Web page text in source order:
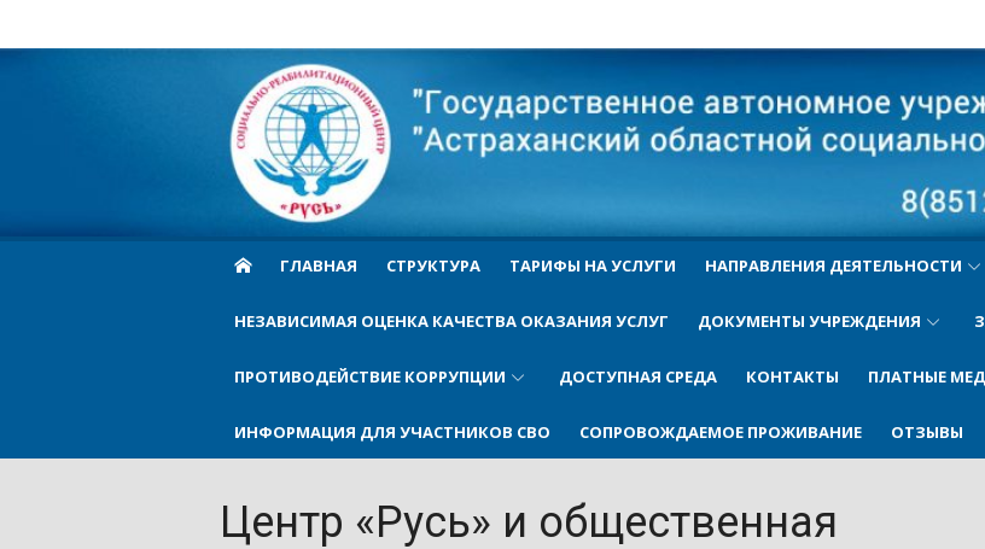
content
Cоциально-
реабилитационный
центр Русь
ГЛАВНАЯ СТРУКТУРА ТАРИФЫ НА УСЛУГИ НАПРАВЛЕНИЯ ДЕЯТЕЛЬНОСТИ
НЕЗАВИСИМАЯ ОЦЕНКА КАЧЕСТВА ОКАЗАНИЯ УСЛУГ ДОКУМЕНТЫ УЧРЕЖДЕНИЯ
ПРОТИВОДЕЙСТВИЕ КОРРУПЦИИ ДОСТУПНАЯ СРЕДА КОНТАКТЫ ПЛАТНЫЕ
ИНФОРМАЦИЯ ДЛЯ УЧАСТНИКОВ СВО СОПРОВОЖДАЕМОЕ ПРОЖИВАНИЕ ОТЗЫВЫ
Центр «Русь» и общественная